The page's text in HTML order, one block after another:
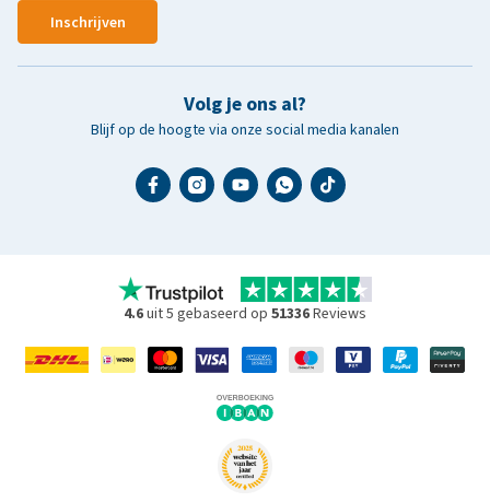
Inschrijven
Volg je ons al?
Blijf op de hoogte via onze social media kanalen
4.6uit 5 gebaseerd op 51336Reviews